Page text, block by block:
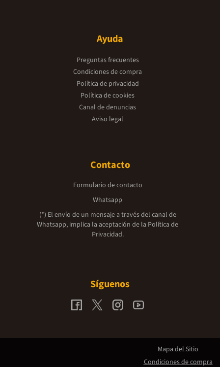
Ayuda
Preguntas frecuentes
Condiciones de compra
Política de privacidad
Política de cookies
Canal de denuncias
Aviso legal
Contacto
Formulario de contacto
Whatsapp
(*) El envío de un mensaje a través del canal de
Whatsapp, implica la aceptación de la Política de
Privacidad.
Síguenos
Mapa del Sitio
Condiciones de compra